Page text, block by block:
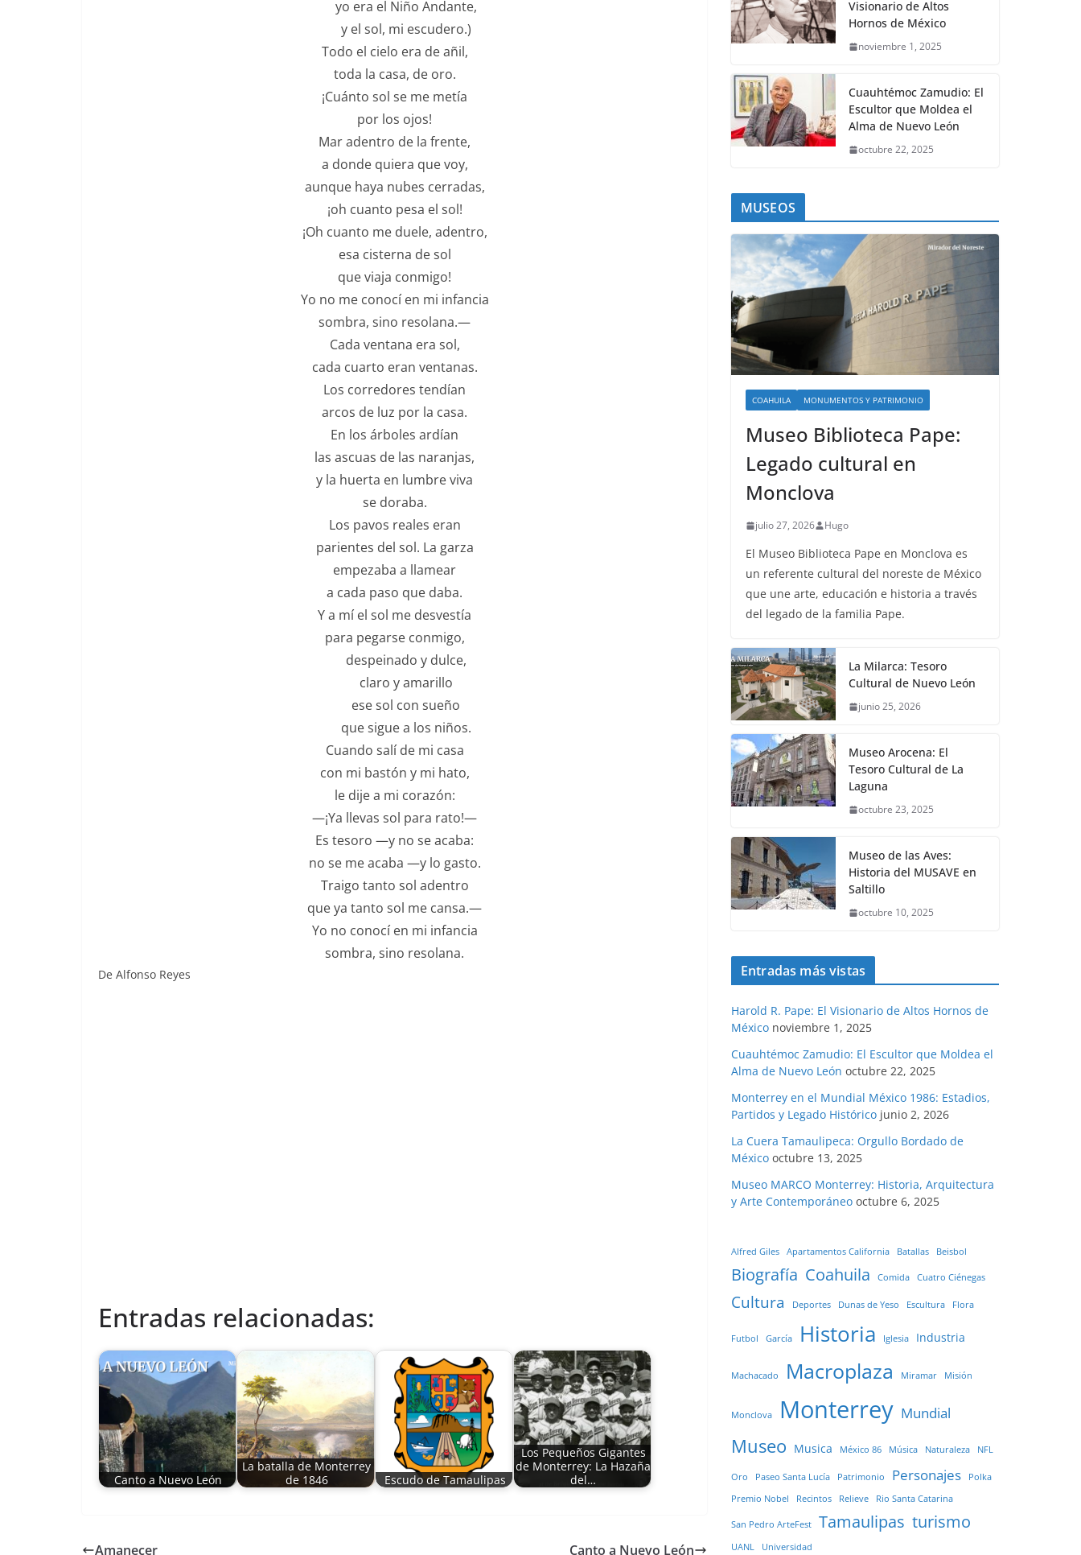
yo era el Niño Andante,
y el sol, mi escudero.)
Todo el cielo era de añil,
toda la casa, de oro.
¡Cuánto sol se me metía
por los ojos!
Mar adentro de la frente,
a donde quiera que voy,
aunque haya nubes cerradas,
¡oh cuanto pesa el sol!
¡Oh cuanto me duele, adentro,
esa cisterna de sol
que viaja conmigo!
Yo no me conocí en mi infancia
sombra, sino resolana.—
Cada ventana era sol,
cada cuarto eran ventanas.
Los corredores tendían
arcos de luz por la casa.
En los árboles ardían
las ascuas de las naranjas,
y la huerta en lumbre viva
se doraba.
Los pavos reales eran
parientes del sol. La garza
empezaba a llamear
a cada paso que daba.
Y a mí el sol me desvestía
para pegarse conmigo,
despeinado y dulce,
claro y amarillo
ese sol con sueño
que sigue a los niños.
Cuando salí de mi casa
con mi bastón y mi hato,
le dije a mi corazón:
—¡Ya llevas sol para rato!—
Es tesoro —y no se acaba:
no se me acaba —y lo gasto.
Traigo tanto sol adentro
que ya tanto sol me cansa.—
Yo no conocí en mi infancia
sombra, sino resolana.
De Alfonso Reyes
Entradas relacionadas:
Canto a Nuevo León
La batalla de Monterrey
de 1846
Escudo de Tamaulipas
Los Pequeños Gigantes
de Monterrey: La Hazaña
del…
Amanecer Canto a Nuevo León
Visionario de Altos
Hornos de México
noviembre 1, 2025
Cuauhtémoc Zamudio: El
Escultor que Moldea el
Alma de Nuevo León
octubre 22, 2025
MUSEOS
COAHUILA MONUMENTOS Y PATRIMONIO
Museo Biblioteca Pape:
Legado cultural en
Monclova
julio 27, 2026 Hugo
El Museo Biblioteca Pape en Monclova es
un referente cultural del noreste de México
que une arte, educación e historia a través
del legado de la familia Pape.
La Milarca: Tesoro
Cultural de Nuevo León
junio 25, 2026
Museo Arocena: El
Tesoro Cultural de La
Laguna
octubre 23, 2025
Museo de las Aves:
Historia del MUSAVE en
Saltillo
octubre 10, 2025
Entradas más vistas
Harold R. Pape: El Visionario de Altos Hornos de
México noviembre 1, 2025
Cuauhtémoc Zamudio: El Escultor que Moldea el
Alma de Nuevo León octubre 22, 2025
Monterrey en el Mundial México 1986: Estadios,
Partidos y Legado Histórico junio 2, 2026
La Cuera Tamaulipeca: Orgullo Bordado de
México octubre 13, 2025
Museo MARCO Monterrey: Historia, Arquitectura
y Arte Contemporáneo octubre 6, 2025
Alfred Giles Apartamentos California Batallas Beisbol
Biografía Coahuila Comida Cuatro Ciénegas
Cultura Deportes Dunas de Yeso Escultura Flora
Futbol García Historia Iglesia Industria
Machacado Macroplaza Miramar Misión
Monclova Monterrey Mundial
Museo Musica México 86 Música Naturaleza NFL
Oro Paseo Santa Lucía Patrimonio Personajes
Polka
Premio Nobel
Recintos Relieve Rio Santa Catarina
San Pedro ArteFest Tamaulipas turismo
UANL Universidad